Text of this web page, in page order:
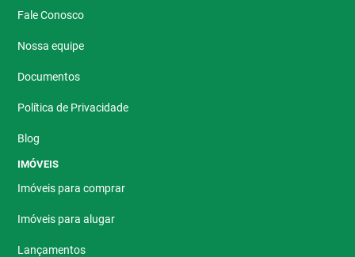
Fale Conosco
Nossa equipe
Documentos
Política de Privacidade
Blog
IMÓVEIS
Imóveis para comprar
Imóveis para alugar
Lançamentos